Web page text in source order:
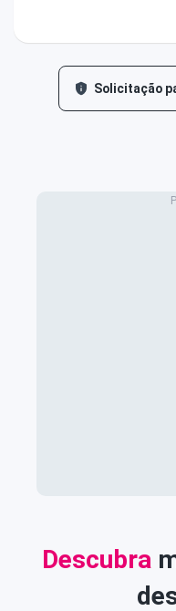
Solicitação
Descubra